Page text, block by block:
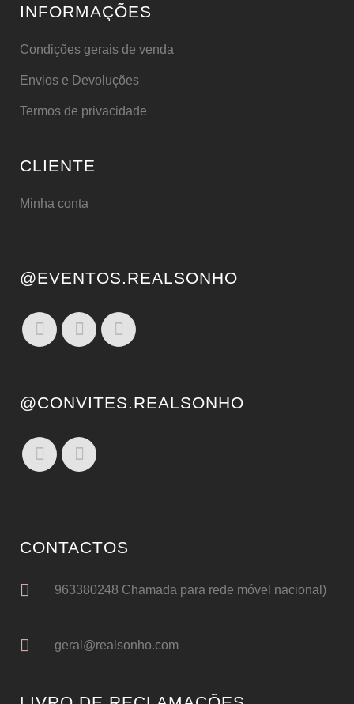
INFORMAÇÕES
Condições gerais de venda
Envios e Devoluções
Termos de privacidade
CLIENTE
Minha conta
@EVENTOS.REALSONHO
@CONVITES.REALSONHO
CONTACTOS
963380248 Chamada para rede móvel nacional)
geral@realsonho.com